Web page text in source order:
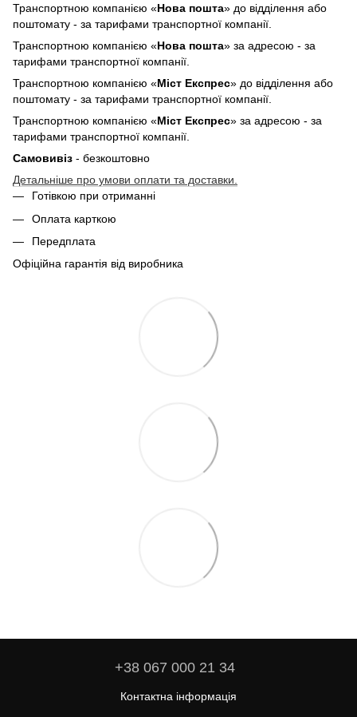
Транспортною компанією «Нова пошта» до відділення або
поштомату - за тарифами транспортної компанії.
Транспортною компанією «Нова пошта» за адресою - за
тарифами транспортної компанії.
Транспортною компанією «Міст Експрес» до відділення або
поштомату - за тарифами транспортної компанії.
Транспортною компанією «Міст Експрес» за адресою - за
тарифами транспортної компанії.
Самовивіз - безкоштовно
Детальніше про умови оплати та доставки.
Готівкою при отриманні
Оплата карткою
Передплата
Офіційна гарантія від виробника
+38 067 000 21 34
Контактна інформація